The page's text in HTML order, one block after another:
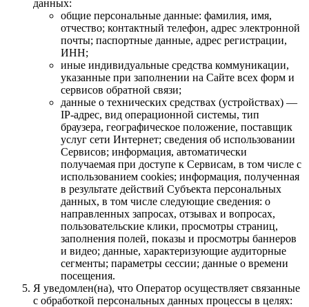
данных:
общие персональные данные: фамилия, имя,
отчество; контактный телефон, адрес электронной
почты; паспортные данные, адрес регистрации,
ИНН;
иные индивидуальные средства коммуникации,
указанные при заполнении на Сайте всех форм и
сервисов обратной связи;
данные о технических средствах (устройствах) —
IP-адрес, вид операционной системы, тип
браузера, географическое положение, поставщик
услуг сети Интернет; сведения об использовании
Сервисов; информация, автоматически
получаемая при доступе к Сервисам, в том числе с
использованием cookies; информация, полученная
в результате действий Субъекта персональных
данных, в том числе следующие сведения: о
направленных запросах, отзывах и вопросах,
пользовательские клики, просмотры страниц,
заполнения полей, показы и просмотры баннеров
и видео; данные, характеризующие аудиторные
сегменты; параметры сессии; данные о времени
посещения.
Я уведомлен(на), что Оператор осуществляет связанные
с обработкой персональных данных процессы в целях: